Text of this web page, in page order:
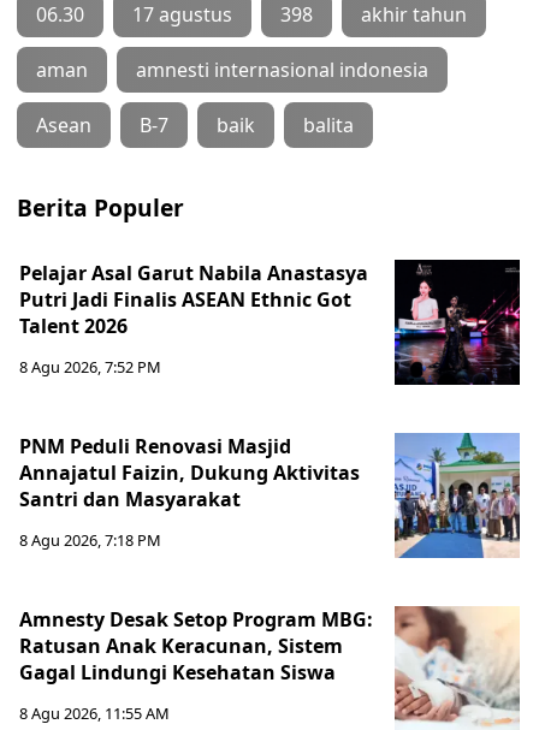
06.30 17 agustus 398 akhir tahun
aman amnesti internasional indonesia
Asean B-7 baik balita
Berita Populer
Pelajar Asal Garut Nabila Anastasya
Putri Jadi Finalis ASEAN Ethnic Got
Talent 2026
8 Agu 2026, 7:52 PM
PNM Peduli Renovasi Masjid
Annajatul Faizin, Dukung Aktivitas
Santri dan Masyarakat
8 Agu 2026, 7:18 PM
Amnesty Desak Setop Program MBG:
Ratusan Anak Keracunan, Sistem
Gagal Lindungi Kesehatan Siswa
8 Agu 2026, 11:55 AM